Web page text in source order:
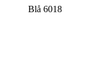
Blå 6018